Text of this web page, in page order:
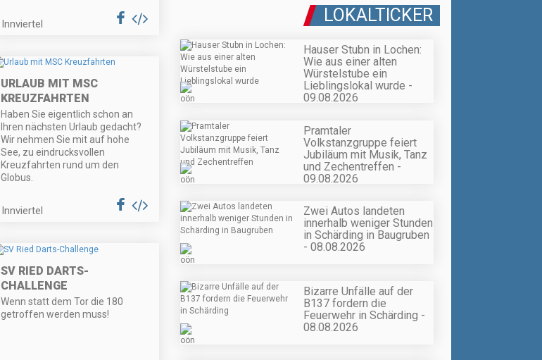
Innviertel
URLAUB MIT MSC
KREUZFAHRTEN
Haben Sie eigentlich schon an
Ihren nächsten Urlaub gedacht?
Wir nehmen Sie mit auf hohe
See, zu eindrucksvollen
Kreuzfahrten rund um den
Globus.
Innviertel
SV RIED DARTS-
CHALLENGE
Wenn statt dem Tor die 180
getroffen werden muss!
LOKALTICKER
Hauser Stubn in Lochen:
Wie aus einer alten
Würstelstube ein
Lieblingslokal wurde -
09.08.2026
Pramtaler
Volkstanzgruppe feiert
Jubiläum mit Musik, Tanz
und Zechentreffen -
09.08.2026
Zwei Autos landeten
innerhalb weniger Stunden
in Schärding in Baugruben
- 08.08.2026
Bizarre Unfälle auf der
B137 fordern die
Feuerwehr in Schärding -
08.08.2026